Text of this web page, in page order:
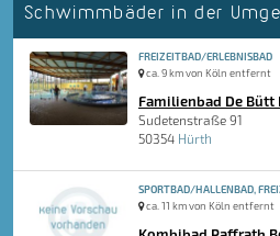
Schwimmbäder in der
FREIZEITBAD/ERLEBNISBAD
ca. 9 km von Köln entfernt
Familienbad De Bütt
Sudetenstraße 91
50354 Hürth
SPORTBAD/HALLENBAD,
ca. 11 km von Köln entfernt